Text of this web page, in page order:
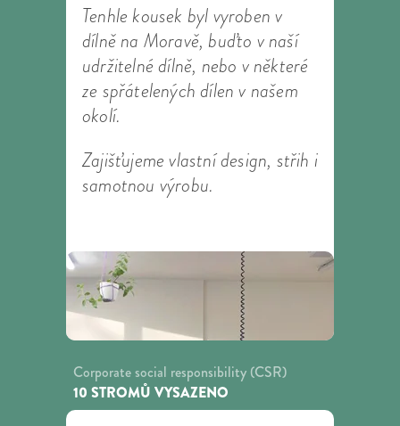
Tenhle kousek byl vyroben v
dílně na Moravě, buďto v naší
udržitelné dílně, nebo v některé
ze spřátelených dílen v našem
okolí.
Zajišťujeme vlastní design, střih i
samotnou výrobu.
Corporate social responsibility (CSR)
10 STROMŮ VYSAZENO